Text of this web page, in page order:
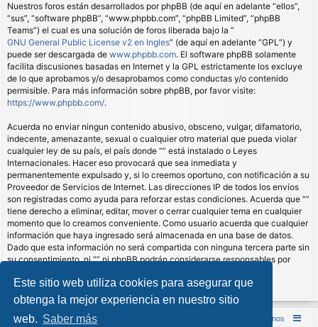
Este sitio web utiliza cookies para asegurar que
obtenga la mejor experiencia en nuestro sitio
web. Saber más
Nuestros foros están desarrollados por phpBB (de aquí en adelante “ellos”,
“sus”, “software phpBB”, “www.phpbb.com”, “phpBB Limited”, “phpBB
Teams”) el cual es una solución de foros liberada bajo la “
GNU General Public License v2 en Ingles” (de aquí en adelante “GPL”) y
puede ser descargada de www.phpbb.com. El software phpBB solamente
facilita discusiones basadas en Internet y la GPL estrictamente los excluye
de lo que aprobamos y/o desaprobamos como conductas y/o contenido
permisible. Para más información sobre phpBB, por favor visite:
https://www.phpbb.com/.
Acuerda no enviar ningun contenido abusivo, obsceno, vulgar, difamatorio,
indecente, amenazante, sexual o cualquier otro material que pueda violar
cualquier ley de su país, el país donde “” está instalado o Leyes
Internacionales. Hacer eso provocará que sea inmediata y
permanentemente expulsado y, si lo creemos oportuno, con notificación a su
Proveedor de Servicios de Internet. Las direcciones IP de todos los envíos
son registradas como ayuda para reforzar estas condiciones. Acuerda que “”
tiene derecho a eliminar, editar, mover o cerrar cualquier tema en cualquier
momento que lo creamos conveniente. Como usuario acuerda que cualquier
información que haya ingresado será almacenada en una base de datos.
Dado que esta información no será compartida con ninguna tercera parte sin
su consentimiento, ni “” ni phpBB podrán considerarse responsables por
comprometidos.
Inicio (Web) Foro Punta de Lanza Wargames Contáctenos